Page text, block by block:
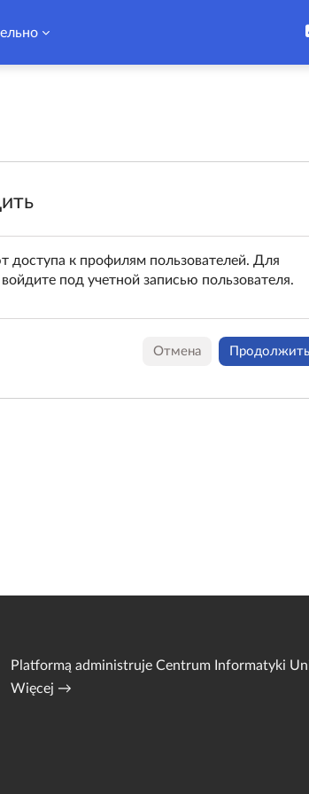
доступа к профилям пользователей. Для
под учетной записью пользователя.
Отмена Продолжить
Platformą administruje Centrum Informatyki
Więcej →